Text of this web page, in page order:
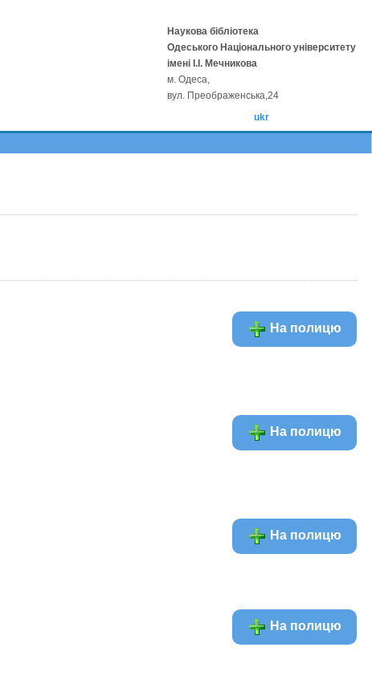
Наукова бібліотека
Одеського Національного університету
імені І.І. Мечникова
м. Одеса,
вул. Преображенська,24
ukr
На полицю
На полицю
На полицю
На полицю